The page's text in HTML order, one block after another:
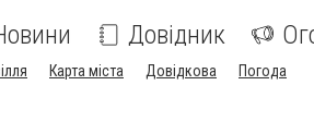
Довідник
Карта міста Довідкова Погода